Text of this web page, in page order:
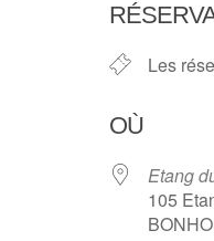
Les
OÙ
Etang
105